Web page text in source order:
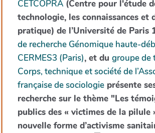
CETCOPRA (Centre pour l'étude
technologie, les connaissances et
pratique) de l’Université de Paris
de recherche Génomique haute-
CERMES3 (Paris), et du groupe de
Corps, technique et société de
française de sociologie présente
recherche sur le thème "Les
publics des « victimes de la pilule
nouvelle forme d’activisme